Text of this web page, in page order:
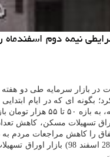
در بازار سرمایه طی دو
تسهیلات مسكن، كاهش